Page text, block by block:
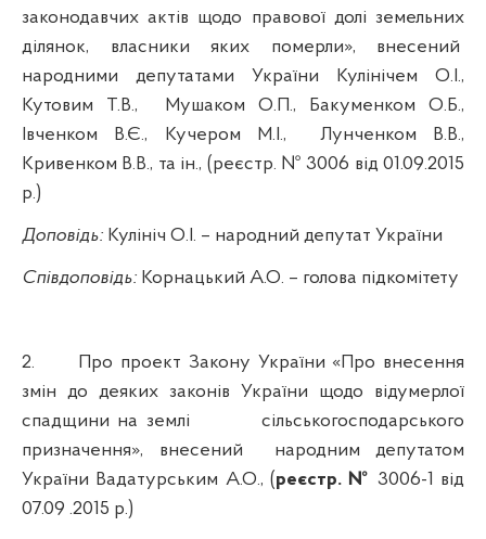
законодавчих актів щодо правової долі земельних
ділянок, власники яких померли», внесений
народними депутатами України Кулінічем О.І.,
Кутовим Т.В.,
Мушаком О.П., Бакуменком О.Б.,
Івченком В.Є., Кучером М.І.,
Лунченком В.В.,
Кривенком В.В., та ін., (реєстр. № 3006 від 01.09.2015
р.)
Доповідь: Кулініч О.І. – народний депутат України
Співдоповідь: Корнацький А.О. – голова підкомітету
2. Про проект Закону України«Про внесення
змін до деяких законів України щодо відумерлої
спадщини на землі
сільськогосподарського
призначення», внесений
народним депутатом
України Вадатурським А.О., (реєстр. № 3006-1 від
07.09 .2015 р.)